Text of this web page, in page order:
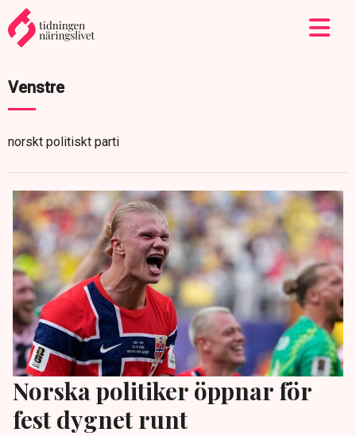
Venstre
norskt politiskt parti
Norska politiker öppnar för
fest dygnet runt